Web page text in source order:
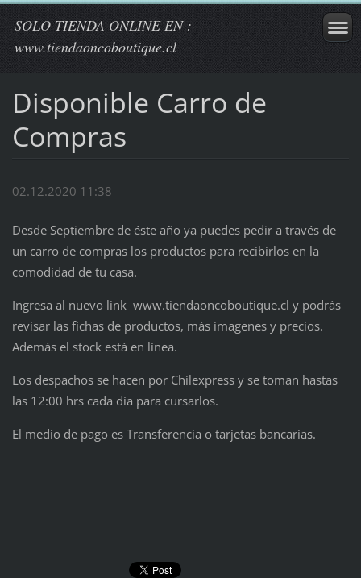
SOLO TIENDA ONLINE EN :
www.tiendaoncoboutique.cl
Disponible Carro de
Compras
02.12.2020 11:38
Desde Septiembre de éste año ya puedes pedir a través de
un carro de compras los productos para recibirlos en la
comodidad de tu casa.
Ingresa al nuevo link www.tiendaoncoboutique.cl y podrás
revisar las fichas de productos, más imagenes y precios.
Además el stock está en línea.
Los despachos se hacen por Chilexpress y se toman hastas
las 12:00 hrs cada día para cursarlos.
El medio de pago es Transferencia o tarjetas bancarias.